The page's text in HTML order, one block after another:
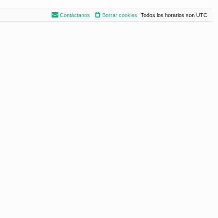
Todos los horarios son UTC
Borrar cookies
Contáctanos